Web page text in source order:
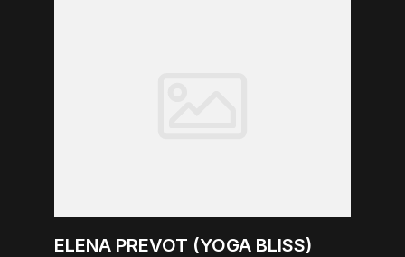
ELENA PREVOT (YOGA BLISS)